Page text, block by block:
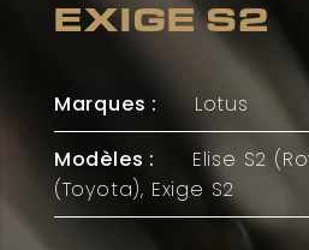
EXIGE S2
Marques :
Lotus
Modèles :
Elise S2
(Toyota), Exige S2